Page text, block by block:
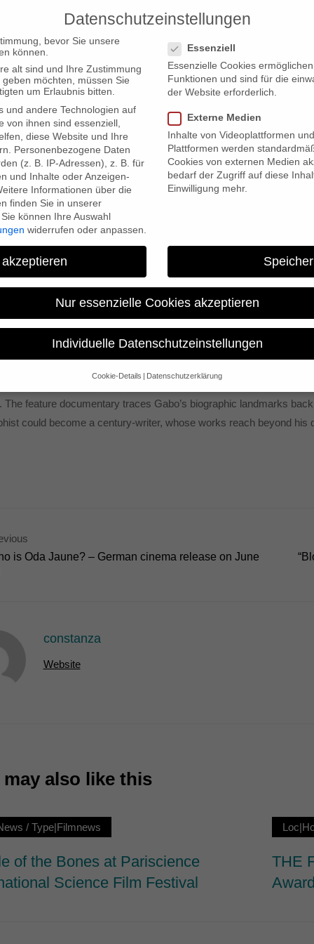
PRODUCTIONS
International Emmy Award
„GABO” shortlisted for
Award
is nominated in the category “Arts Programming”. The
productions made outside the United States. The winners will be
is as much of an intimate portrait of the great writer Gabriel García
The feature documentary traces Gabo’s biographic landmarks
could become a century-writer, whose works reach beyond his
is Oda Jaune? – German cinema release on June
constanza
Website
may also like this
/ Type|Filmnews
of the Bones at Pariscience
Science Film Festival
THE
Datenschutzeinstellungen
bevor Sie unsere
können.
alt sind und Ihre Zustimmung
möchten, müssen Sie
um Erlaubnis bitten.
und andere Technologien auf
von ihnen sind essenziell,
diese Website und Ihre
Personenbezogene Daten
(z. B. IP-Adressen), z. B. für
und Inhalte oder Anzeigen-
Informationen über die
finden Sie in unserer
Sie können Ihre Auswahl
widerrufen oder anpassen.
Essenziell
Essenzielle Cookies
Funktionen und sind für die
der Website erforderlich.
Externe Medien
Inhalte von Videoplattformen
Plattformen werden
Cookies von externen Medien
bedarf der Zugriff auf diese
Einwilligung mehr.
Nur essenzielle Cookies akzeptieren
Individuelle Datenschutzeinstellungen
Cookie-Details Datenschutzerklärung
Datenschutzeinstellungen
um Erlaubnis bitten.
die Verwendung Ihrer Daten finden Sie in unserer
Informationen anzeigen lassen und so nur bestimmte Cookies
Speichern
und Social-Media-Plattformen werden standardmäßig blockiert. Wenn Cookies
der Zugriff auf diese Inhalte keiner manuellen Einwilligung mehr.